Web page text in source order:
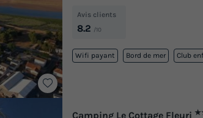
Avis clients
8.2 /10
Wifi payant Bord de mer Club
Camping Le Cottage Fleuri